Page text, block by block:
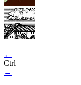
←
Ctrl
→